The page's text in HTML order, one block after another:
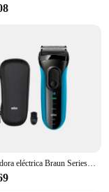
to fit
commitment to
Afeitadora eléctrica Braun Series 3 3010S, afeitadora eléctrica recargable con 3 cabezales flotantes, afeitadora de lámina seca y húmeda para hombres, carga rápida